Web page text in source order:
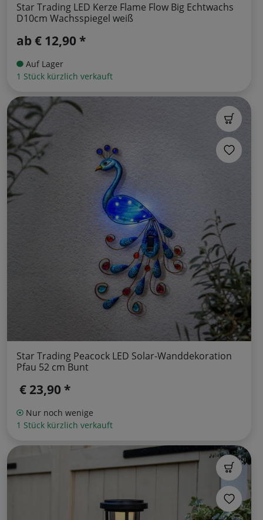
Star Trading LED Kerze Flame Flow Big Echtwachs
D10cm Wachsspiegel weiß
ab€ 12,90 *
Auf Lager
1 Stück kürzlich verkauft
Star Trading Peacock LED Solar-Wanddekoration
Pfau 52 cm Bunt
€ 23,90 *
Nur noch wenige
1 Stück kürzlich verkauft